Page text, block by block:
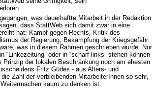
was dauerhaftte Mitarbeit in der Redaktion
dass StattWeb sich damit zwar in eine
hat: Kampf gegen Rechts, Kritik des
der Regierung, Bekämpfung der Kriegsgefahr.
was in diesem Rahmen geschrieben wurde. Nur
“Linkezeitung” oder in “scharf-links” stehen können
Prinzip der lokalen Beschränkung noch am ehesten
Fritz Güdes - aus Alters- und
Zahl der verbleibenden MitarbeiterInnen so sehr,
kaum zu denken ist.